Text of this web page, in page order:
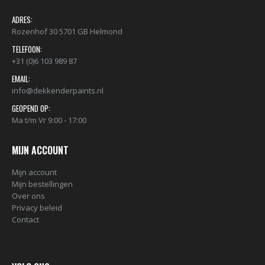
ADRES:
Rozenhof 30 5701 GB Helmond
TELEFOON:
+31 (0)6 103 989 87
EMAIL:
info@dekkenderpaints.nl
GEOPEND OP:
Ma t/m Vr 9:00 - 17:00
MIJN ACCOUNT
Mijn account
Mijn bestellingen
Over ons
Privacy beleid
Contact